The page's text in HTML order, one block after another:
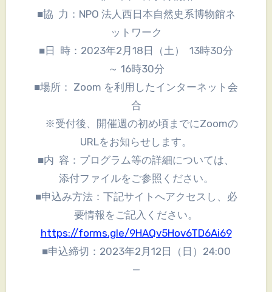
■協 力：NPO 法人西日本自然史系博物館ネ
ットワーク
■日 時：2023年2月18日（土） 13時30分
～ 16時30分
■場所： Zoom を利用したインターネット会
合
※受付後、開催週の初め頃までにZoomの
URLをお知らせします。
■内 容：プログラム等の詳細については、
添付ファイルをご参照ください。
■申込み方法：下記サイトへアクセスし、必
要情報をご記入ください。
https://forms.gle/9HAQv5Hov6TD6Ai69
■申込締切：2023年2月12日（日）24:00
—